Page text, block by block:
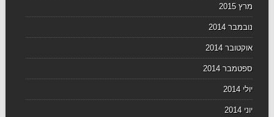
מרץ 2015
נובמבר 2014
אוקטובר 2014
ספטמבר 2014
יולי 2014
יוני 2014